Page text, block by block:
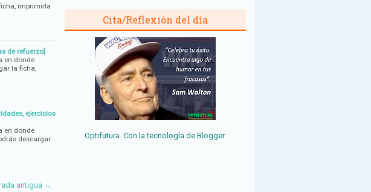
imprimirla
de refuerzo]
en donde
la ficha,
ejercicios
en donde
descargar
antigua →
Cita/Reflexión del día
Optifutura. Con la tecnología de Blogger.